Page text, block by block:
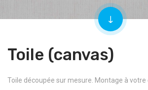
Toile (canvas)
Toile découpée sur mesure. Montage à votre